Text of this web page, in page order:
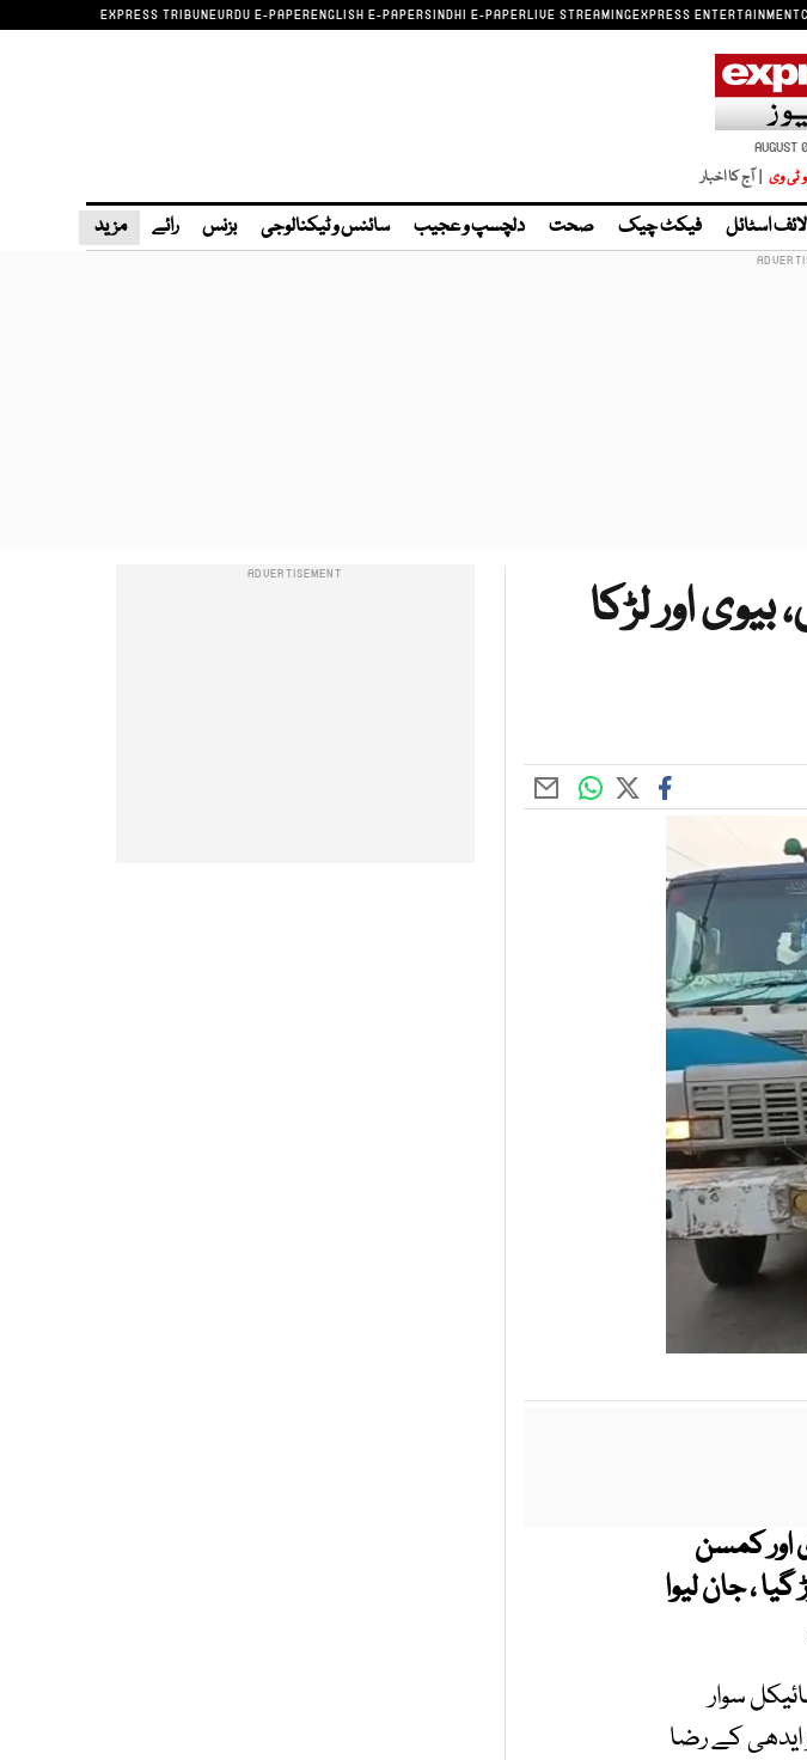
EXPRESS TRIBUNEURDU E-PAPERENGLISH E-PAPERSINDHI E-PAPERLIVE STREAMINGEXPRESS ENTERTAINMENT
AUGUST
ٹی وی | آج کا اخبار
لائف اسٹائل فیکٹ چیک صحت دلچسپ و عجیب سائنس و ٹیکنالوجی بزنس رائے مزید
اور لڑکا
اور کمسن
، جان لیوا
سوار
کے رضا